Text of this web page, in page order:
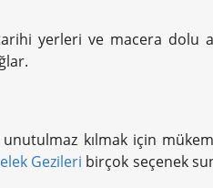
yerleri ve macera dolu
kılmak için
Gezileri birçok seçenek